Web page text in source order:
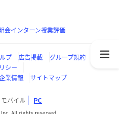
会インターン授業評価
プ 広告掲載
グループ規約
シー
業情報 サイトマップ
モバイル PC